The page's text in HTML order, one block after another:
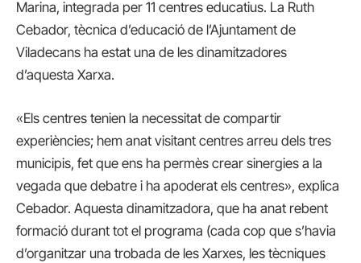
Marina, integrada per 11 centres educatius. La Ruth
Cebador, tècnica d’educació de l’Ajuntament de
Viladecans ha estat una de les dinamitzadores
d’aquesta Xarxa.
«Els centres tenien la necessitat de compartir
experiències; hem anat visitant centres arreu dels tres
municipis, fet que ens ha permès crear sinergies a la
vegada que debatre i ha apoderat els centres», explica
Cebador. Aquesta dinamitzadora, que ha anat rebent
formació durant tot el programa (cada cop que s’havia
d’organitzar una trobada de les Xarxes, les tècniques